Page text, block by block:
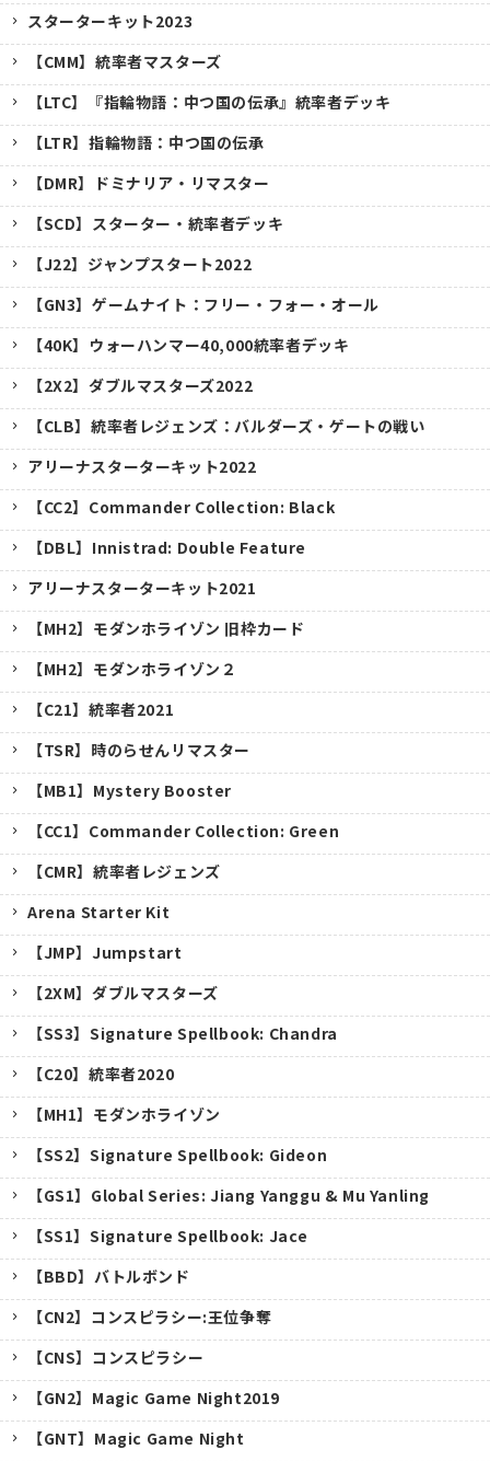
スターターキット2023
【CMM】統率者マスターズ
【LTC】『指輪物語：中つ国の伝承』統率者デッキ
【LTR】指輪物語：中つ国の伝承
【DMR】ドミナリア・リマスター
【SCD】スターター・統率者デッキ
【J22】ジャンプスタート2022
【GN3】ゲームナイト：フリー・フォー・オール
【40K】ウォーハンマー40,000統率者デッキ
【2X2】ダブルマスターズ2022
【CLB】統率者レジェンズ：バルダーズ・ゲートの戦い
アリーナスターターキット2022
【CC2】Commander Collection: Black
【DBL】Innistrad: Double Feature
アリーナスターターキット2021
【MH2】モダンホライゾン 旧枠カード
【MH2】モダンホライゾン２
【C21】統率者2021
【TSR】時のらせんリマスター
【MB1】Mystery Booster
【CC1】Commander Collection: Green
【CMR】統率者レジェンズ
Arena Starter Kit
【JMP】Jumpstart
【2XM】ダブルマスターズ
【SS3】Signature Spellbook: Chandra
【C20】統率者2020
【MH1】モダンホライゾン
【SS2】Signature Spellbook: Gideon
【GS1】Global Series: Jiang Yanggu & Mu Yanling
【SS1】Signature Spellbook: Jace
【BBD】バトルボンド
【CN2】コンスピラシー:王位争奪
【CNS】コンスピラシー
【GN2】Magic Game Night2019
【GNT】Magic Game Night